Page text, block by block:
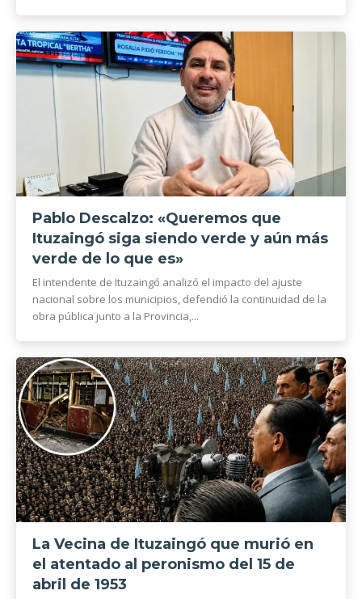
Pablo Descalzo: «Queremos que
Ituzaingó siga siendo verde y aún más
verde de lo que es»
El intendente de Ituzaingó analizó el impacto del ajuste
nacional sobre los municipios, defendió la continuidad de la
obra pública junto a la Provincia,...
La Vecina de Ituzaingó que murió en
el atentado al peronismo del 15 de
abril de 1953